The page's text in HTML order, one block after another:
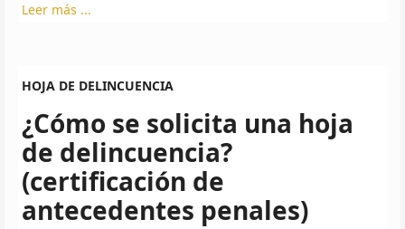
Leer más ...
HOJA DE DELINCUENCIA
¿Cómo se solicita una hoja
de delincuencia?
(certificación de
antecedentes penales)